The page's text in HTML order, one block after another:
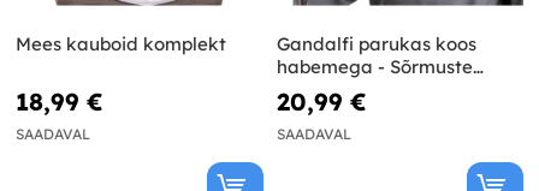
Mees kauboid komplekt
18,99 €
SAADAVAL
Gandalfi parukas koos
habemega - Sõrmuste
Isanda
20,99 €
SAADAVAL